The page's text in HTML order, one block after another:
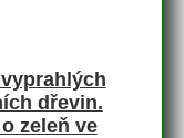
dřevin.
zeleň ve